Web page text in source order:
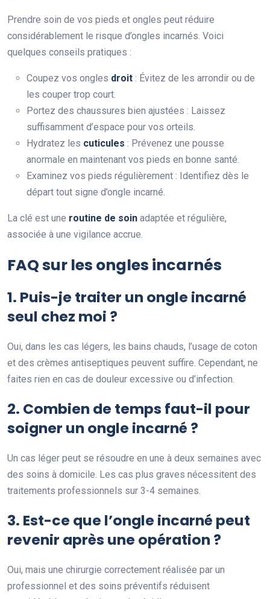
Prendre soin de vos pieds et ongles peut réduire
considérablement le risque d’ongles incarnés. Voici
quelques conseils pratiques :
Coupez vos ongles droit : Évitez de les arrondir ou de
les couper trop court.
Portez des chaussures bien ajustées : Laissez
suffisamment d’espace pour vos orteils.
Hydratez les cuticules : Prévenez une pousse
anormale en maintenant vos pieds en bonne santé.
Examinez vos pieds régulièrement : Identifiez dès le
départ tout signe d’ongle incarné.
La clé est une routine de soin adaptée et régulière,
associée à une vigilance accrue.
FAQ sur les ongles incarnés
1. Puis-je traiter un ongle incarné
seul chez moi ?
Oui, dans les cas légers, les bains chauds, l’usage de coton
et des crèmes antiseptiques peuvent suffire. Cependant, ne
faites rien en cas de douleur excessive ou d’infection.
2. Combien de temps faut-il pour
soigner un ongle incarné ?
Un cas léger peut se résoudre en une à deux semaines avec
des soins à domicile. Les cas plus graves nécessitent des
traitements professionnels sur 3-4 semaines.
3. Est-ce que l’ongle incarné peut
revenir après une opération ?
Oui, mais une chirurgie correctement réalisée par un
professionnel et des soins préventifs réduisent